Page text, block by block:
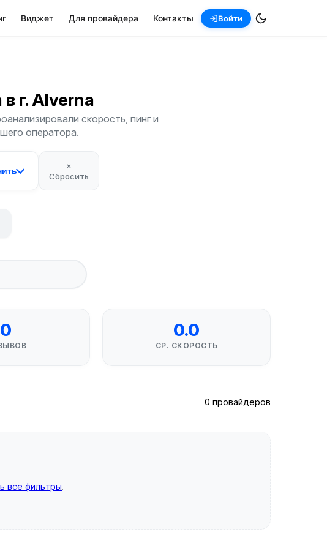
Виджет Для провайдера Контакты Войти
в г. Alverna
скорость, пинг и
оператора.
×
Сбросить
0 0.0
СР. СКОРОСТЬ
0 провайдеров
все фильтры.